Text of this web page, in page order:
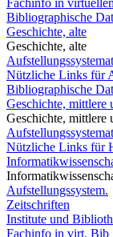
Fachinfo in
Bibliographische
Geschichte, alte
Geschichte, alte
Nützliche Links für
Bibliographische
Geschichte, mittlere
Geschichte, mittlere
Nützliche Links für
Aufstellungssystem.
Zeitschriften
Institute und
Fachinfo in virt. Bib